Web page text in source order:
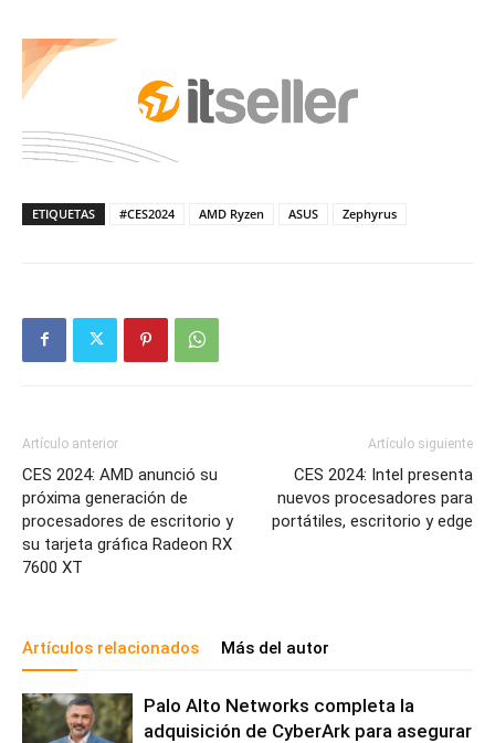
ETIQUETAS #CES2024 AMD Ryzen ASUS Zephyrus
Artículo anterior
CES 2024: AMD anunció su
próxima generación de
procesadores de escritorio y
su tarjeta gráfica Radeon RX
7600 XT
Artículo siguiente
CES 2024: Intel presenta
nuevos procesadores para
portátiles, escritorio y edge
Artículos relacionados Más del autor
Palo Alto Networks completa la
adquisición de CyberArk para asegurar